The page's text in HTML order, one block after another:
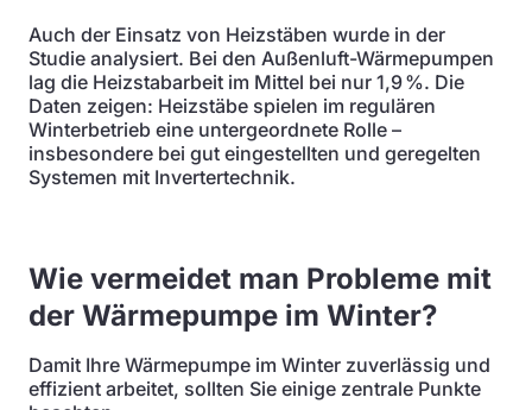
Auch der Einsatz von Heizstäben wurde in der
Studie analysiert. Bei den Außenluft-Wärmepumpen
lag die Heizstabarbeit im Mittel bei nur 1,9 %. Die
Daten zeigen: Heizstäbe spielen im regulären
Winterbetrieb eine untergeordnete Rolle –
insbesondere bei gut eingestellten und geregelten
Systemen mit Invertertechnik.
Wie vermeidet man Probleme mit
der Wärmepumpe im Winter?
Damit Ihre Wärmepumpe im Winter zuverlässig und
effizient arbeitet, sollten Sie einige zentrale Punkte